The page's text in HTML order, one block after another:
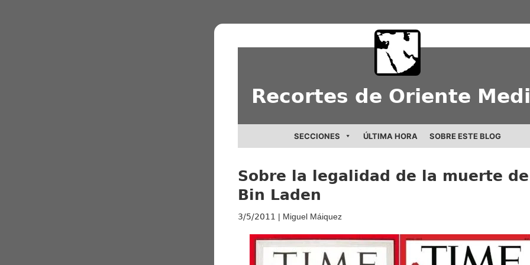
Recortes de Oriente
SECCIONES ÚLTIMA HORA SOBRE ESTE BLOG
Sobre la legalidad de la muerte de
Bin Laden
3/5/2011 | Miguel Máiquez